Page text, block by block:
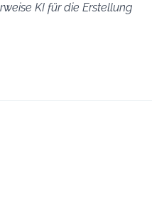
KI für die Erstellung